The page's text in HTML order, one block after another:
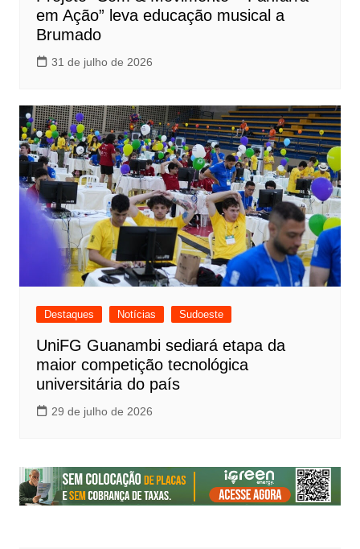
em Ação” leva educação musical a
Brumado
31 de julho de 2026
Destaques Notícias Sudoeste
UniFG Guanambi sediará etapa da
maior competição tecnológica
universitária do país
29 de julho de 2026